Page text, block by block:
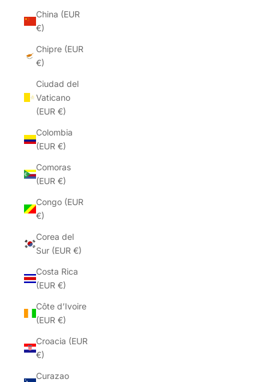
China (EUR
€)
Chipre (EUR
€)
Ciudad del
Vaticano
(EUR €)
Colombia
(EUR €)
Comoras
(EUR €)
Congo (EUR
€)
Corea del
Sur (EUR €)
Costa Rica
(EUR €)
Côte d’Ivoire
(EUR €)
Croacia (EUR
€)
Curazao